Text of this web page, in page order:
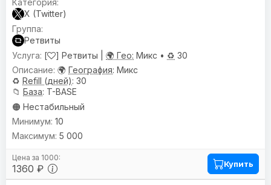
X (Twitter)
Ретвиты
[
] Ретвиты | 🌍 Гео: Микс • ♻️ 30
🌍 География: Микс
♻️ Refill (дней): 30
📁 База: T-BASE
🟠 Нестабильный
1360 ₽
10
5 000
Купить